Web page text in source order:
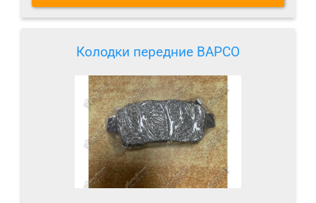
Колодки передние BAPCO